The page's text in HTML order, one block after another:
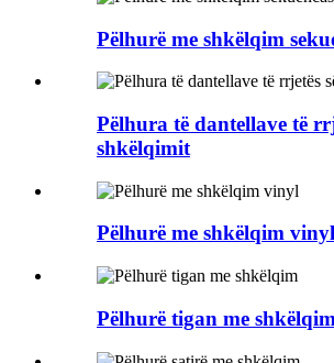
Pëlhurë me shkëlqim
Pëlhura të dantellave të
shkëlqimit
Pëlhurë me shkëlqim vinyl
Pëlhurë tigan me shkëlqim